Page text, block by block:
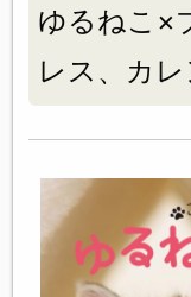
ゆるねこ×
レス、カレ